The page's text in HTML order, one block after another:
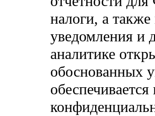
налоги, а
уведомления и
аналитике
обоснованных